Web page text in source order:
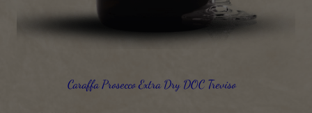
Caraffa Prosecco Extra Dry DOC Treviso